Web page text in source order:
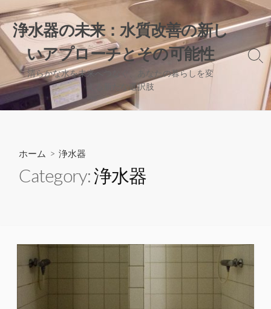
コ
ン
テ
ン
へ
ス
キ
浄水器の未来：水質改善の新し
いアプローチとその可能性
清らかな水を未来へつなぐ、あなたの暮らしを変
える新たな選択肢
検
り
替
ホーム > 浄水器
Category:浄水器